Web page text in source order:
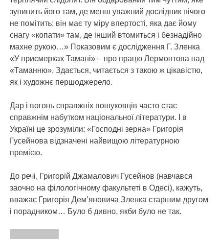
зупинить його там, де менш уважний дослідник нічого
не помітить; він має ту міру впертості, яка дає йому
снагу «копати» там, де інший втомиться і безнадійно
махне рукою…» Показовим є дослідження Г. Зленка
«У присмерках Тамані» – про працю Лермонтова над
«Таманню». Здається, читається з такою ж цікавістю,
як і художнє першоджерело.
Дар і вогонь справжніх пошуковців часто стає
справжнім набутком національної літератури. І в
Україні це зрозуміли: «Господні зерна» Григорія
Гусейнова відзначені найвищою літературною
премією.
До речі, Григорій Джамалович Гусейнов (навчався
заочно на філологічному факультеті в Одесі), кажуть,
вважає Григорія Дем’яновича Зленка старшим другом
і порадником… Було б дивно, якби було не так.